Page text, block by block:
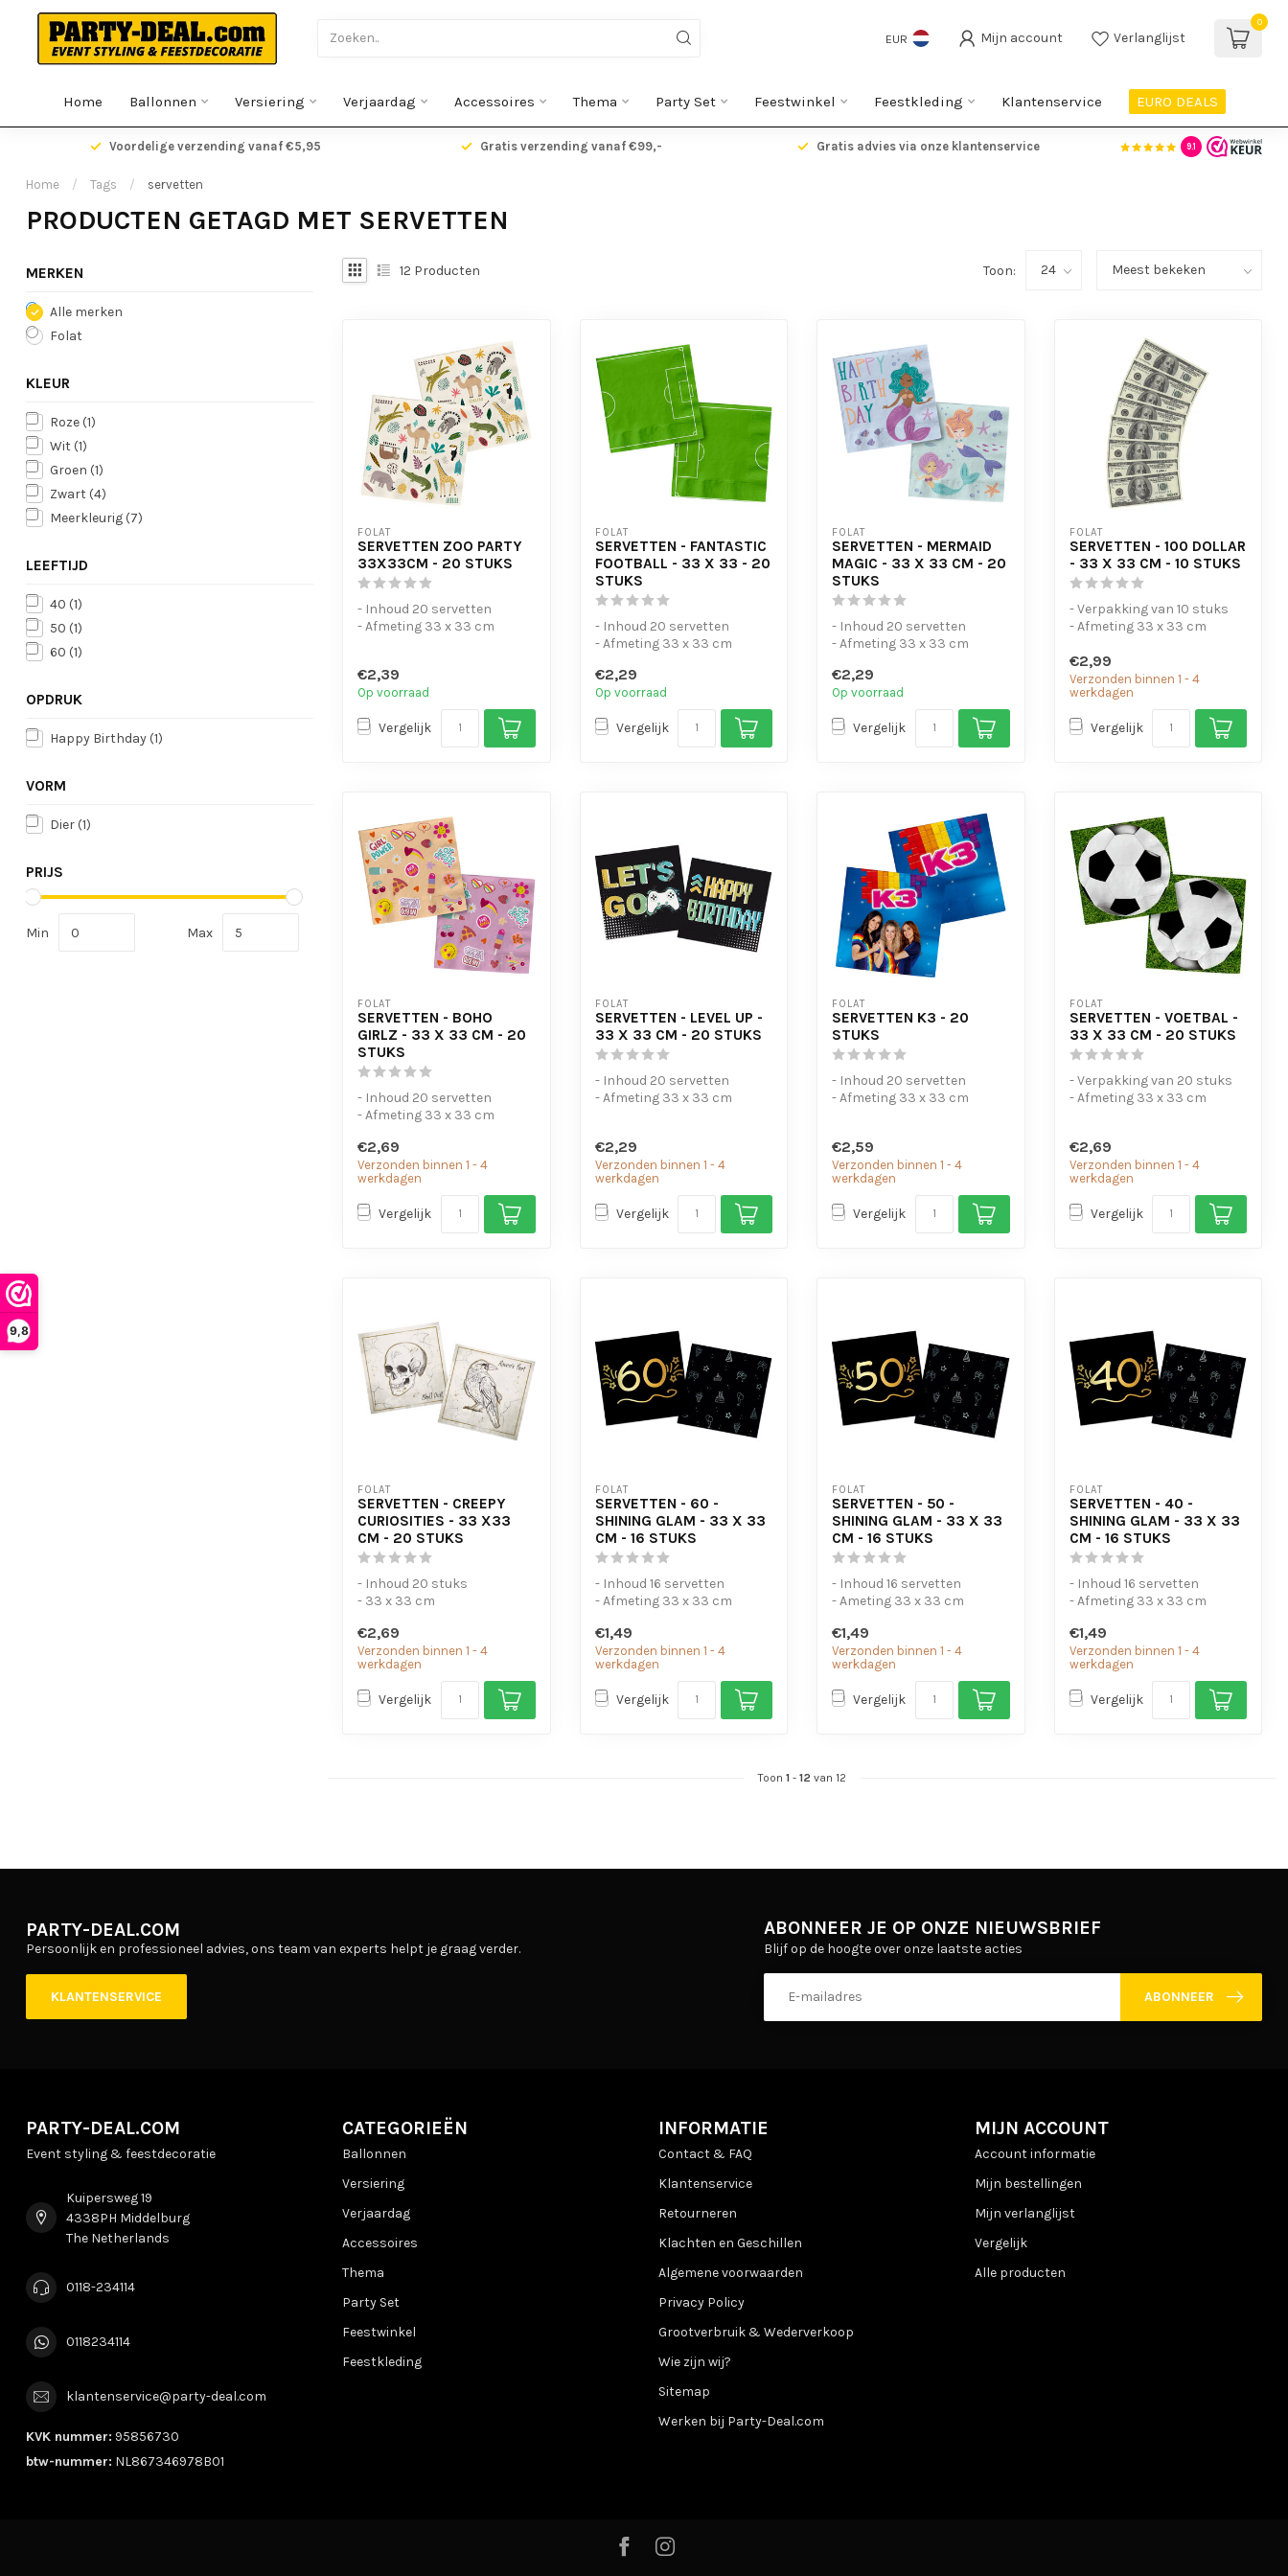
9,8
EUR Mijn account Verlanglijst
0
Home Ballonnen Versiering Verjaardag Accessoires Thema Party Set Feestwinkel Feestkleding Klantenservice EURO DEALS
Voordelige verzending vanaf €5,95 Gratis verzending vanaf €99,- Gratis advies via onze klantenservice 9.1
Home / Tags / servetten
PRODUCTEN GETAGD MET SERVETTEN
MERKEN
Alle merken
Folat
KLEUR
Roze (1)
Wit (1)
Groen (1)
Zwart (4)
Meerkleurig (7)
LEEFTIJD
40 (1)
50 (1)
60 (1)
OPDRUK
Happy Birthday (1)
VORM
Dier (1)
PRIJS
Min Max
12 Producten Toon:
FOLAT
SERVETTEN ZOO PARTY
33X33CM - 20 STUKS
- Inhoud 20 servetten
- Afmeting 33 x 33 cm
€2,39
Op voorraad
Vergelijk
FOLAT
SERVETTEN - FANTASTIC
FOOTBALL - 33 X 33 - 20
STUKS
- Inhoud 20 servetten
- Afmeting 33 x 33 cm
€2,29
Op voorraad
Vergelijk
FOLAT
SERVETTEN - MERMAID
MAGIC - 33 X 33 CM - 20
STUKS
- Inhoud 20 servetten
- Afmeting 33 x 33 cm
€2,29
Op voorraad
Vergelijk
FOLAT
SERVETTEN - 100 DOLLAR
- 33 X 33 CM - 10 STUKS
- Verpakking van 10 stuks
- Afmeting 33 x 33 cm
€2,99
Verzonden binnen 1 - 4
werkdagen
Vergelijk
FOLAT
SERVETTEN - BOHO
GIRLZ - 33 X 33 CM - 20
STUKS
- Inhoud 20 servetten
- Afmeting 33 x 33 cm
€2,69
Verzonden binnen 1 - 4
werkdagen
Vergelijk
FOLAT
SERVETTEN - LEVEL UP -
33 X 33 CM - 20 STUKS
- Inhoud 20 servetten
- Afmeting 33 x 33 cm
€2,29
Verzonden binnen 1 - 4
werkdagen
Vergelijk
FOLAT
SERVETTEN K3 - 20
STUKS
- Inhoud 20 servetten
- Afmeting 33 x 33 cm
€2,59
Verzonden binnen 1 - 4
werkdagen
Vergelijk
FOLAT
SERVETTEN - VOETBAL -
33 X 33 CM - 20 STUKS
- Verpakking van 20 stuks
- Afmeting 33 x 33 cm
€2,69
Verzonden binnen 1 - 4
werkdagen
Vergelijk
FOLAT
SERVETTEN - CREEPY
CURIOSITIES - 33 X33
CM - 20 STUKS
- Inhoud 20 stuks
- 33 x 33 cm
€2,69
Verzonden binnen 1 - 4
werkdagen
Vergelijk
FOLAT
SERVETTEN - 60 -
SHINING GLAM - 33 X 33
CM - 16 STUKS
- Inhoud 16 servetten
- Afmeting 33 x 33 cm
€1,49
Verzonden binnen 1 - 4
werkdagen
Vergelijk
FOLAT
SERVETTEN - 50 -
SHINING GLAM - 33 X 33
CM - 16 STUKS
- Inhoud 16 servetten
- Ameting 33 x 33 cm
€1,49
Verzonden binnen 1 - 4
werkdagen
Vergelijk
FOLAT
SERVETTEN - 40 -
SHINING GLAM - 33 X 33
CM - 16 STUKS
- Inhoud 16 servetten
- Afmeting 33 x 33 cm
€1,49
Verzonden binnen 1 - 4
werkdagen
Vergelijk
Toon 1 - 12 van 12
PARTY-DEAL.COM
Persoonlijk en professioneel advies, ons team van experts helpt je graag verder.
KLANTENSERVICE
ABONNEER JE OP ONZE NIEUWSBRIEF
Blijf op de hoogte over onze laatste acties
ABONNEER
PARTY-DEAL.COM
Event styling & feestdecoratie
Kuipersweg 19
4338PH Middelburg
The Netherlands
0118-234114
0118234114
klantenservice@party-deal.com
KVK nummer: 95856730
btw-nummer: NL867346978B01
CATEGORIEËN
Ballonnen
Versiering
Verjaardag
Accessoires
Thema
Party Set
Feestwinkel
Feestkleding
INFORMATIE
Contact & FAQ
Klantenservice
Retourneren
Klachten en Geschillen
Algemene voorwaarden
Privacy Policy
Grootverbruik & Wederverkoop
Wie zijn wij?
Sitemap
Werken bij Party-Deal.com
MIJN ACCOUNT
Account informatie
Mijn bestellingen
Mijn verlanglijst
Vergelijk
Alle producten